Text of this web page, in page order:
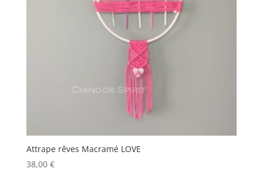
Attrape rêves Macramé LOVE
38,00 €